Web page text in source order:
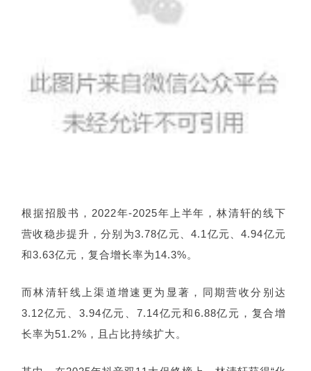
根据招股书，2022年-2025年上半年，林清轩的线下
营收稳步提升，分别为3.78亿元、4.1亿元、4.94亿元
和3.63亿元，复合增长率为14.3%。
而林清轩线上渠道增速更为显著，同期营收分别达
3.12亿元、3.94亿元、7.14亿元和6.88亿元，复合增
长率为51.2%，且占比持续扩大。